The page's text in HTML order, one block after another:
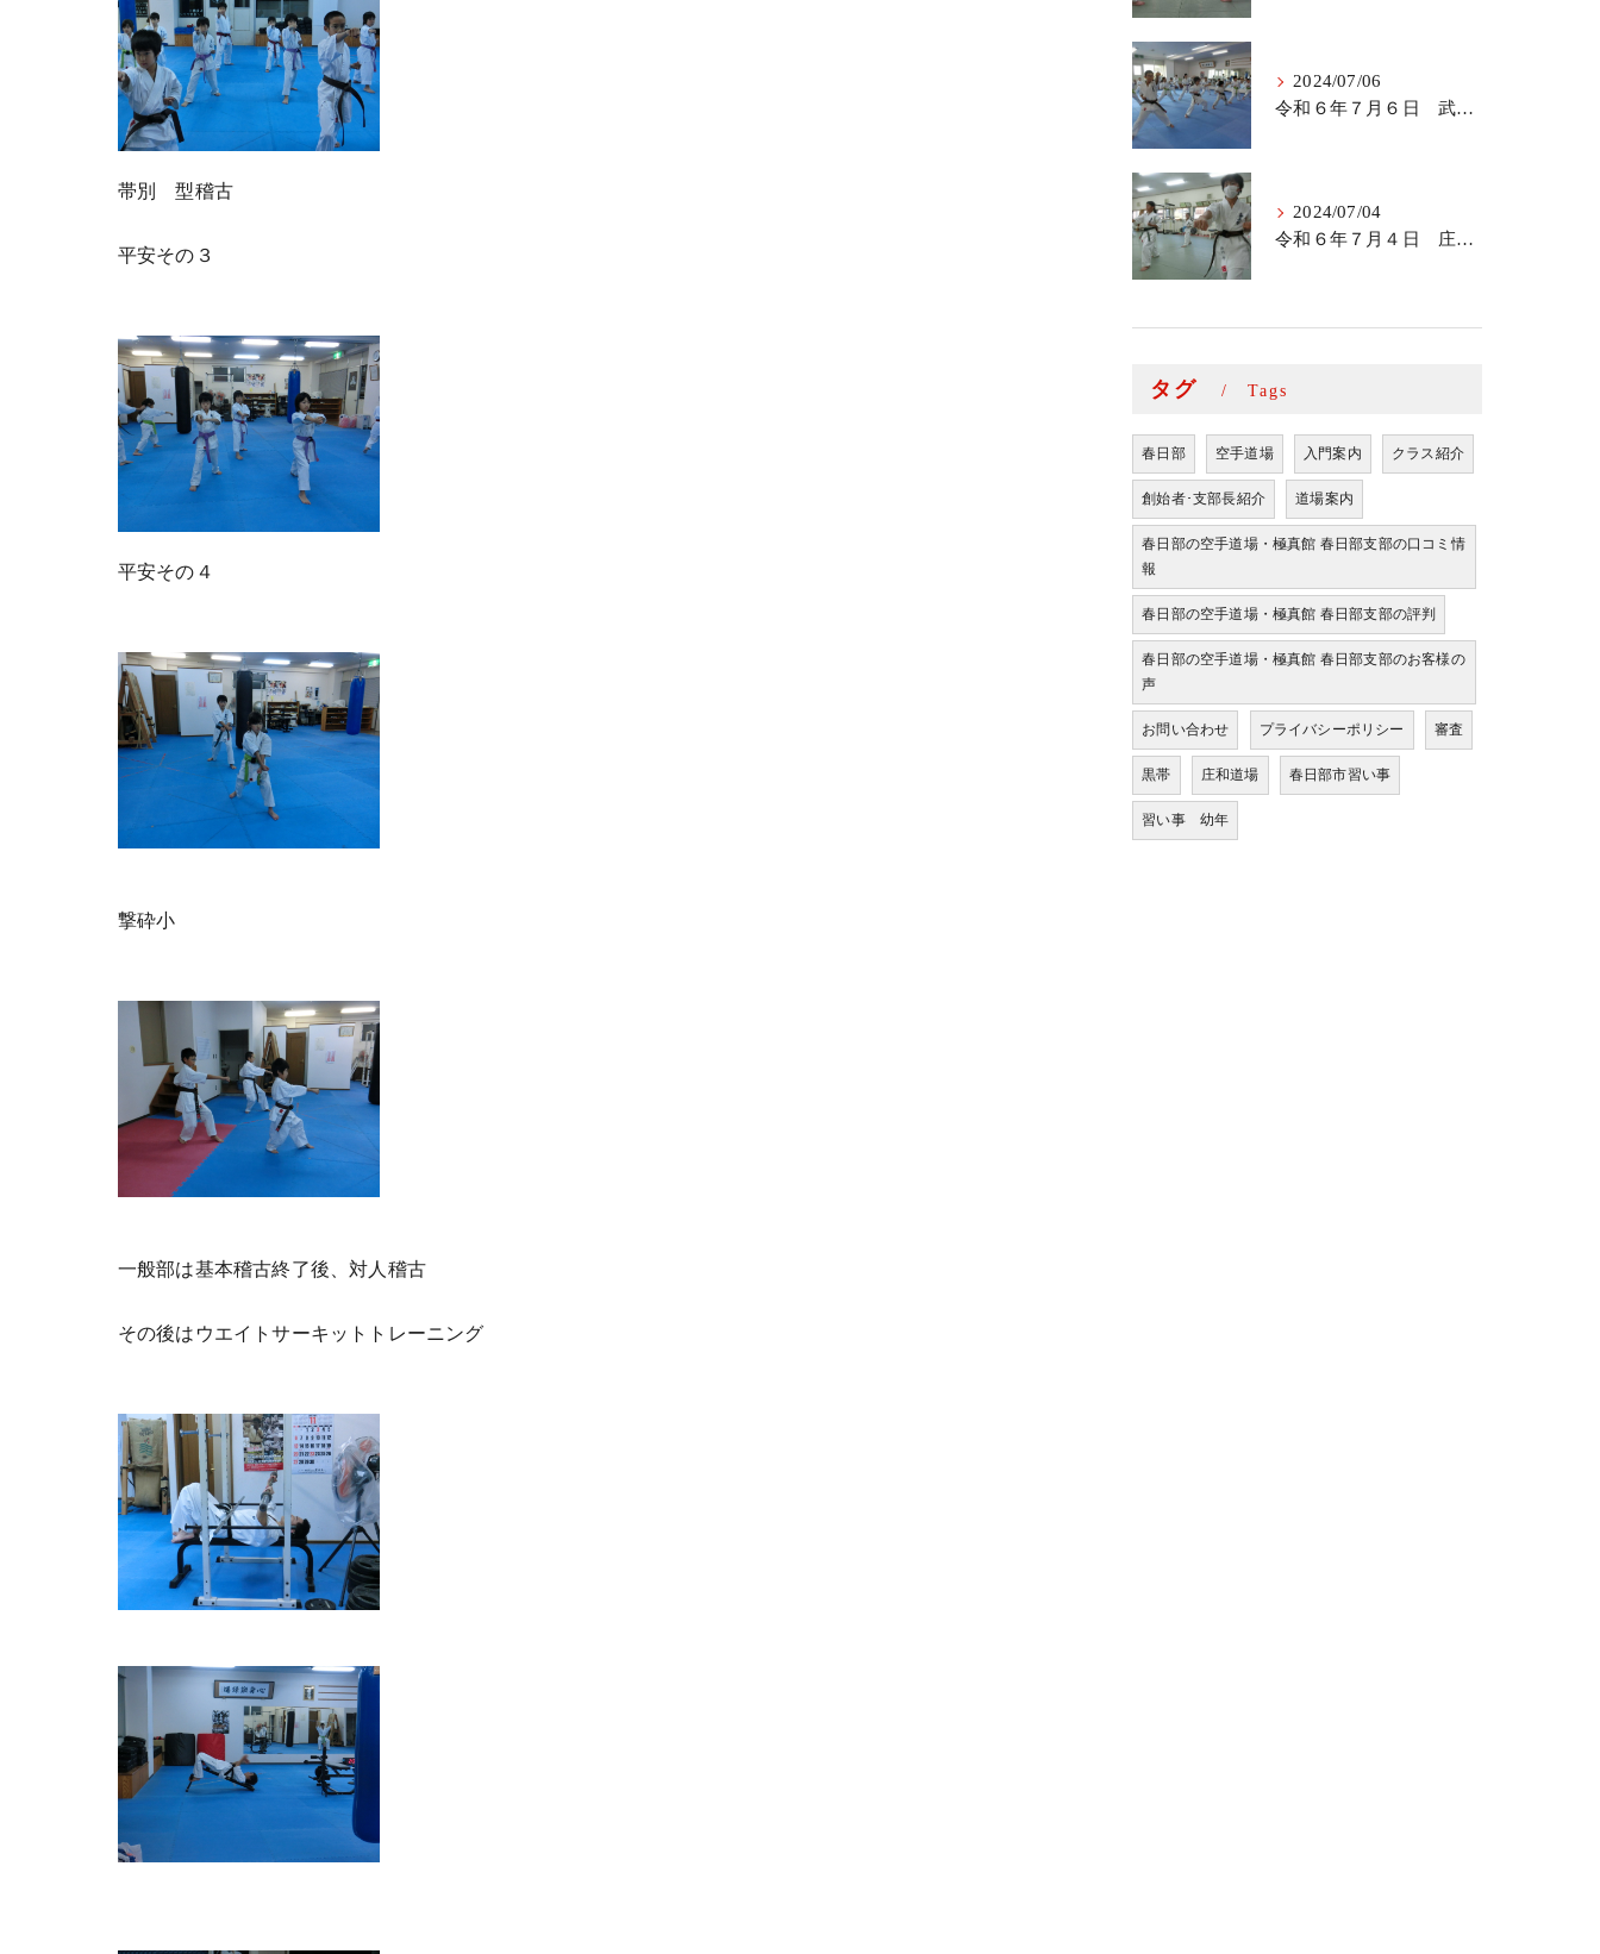
帯別 型稽古
平安その３
平安その４
撃砕小
一般部は基本稽古終了後、対人稽古
その後はウエイトサーキットトレーニング
2024/07/06
令和６年７月６日 武里道場少年部
2024/07/04
令和６年７月４日 庄和道場の稽古
タグ Tags
春日部 空手道場 入門案内 クラス紹介
創始者･支部長紹介 道場案内
春日部の空手道場・極真館 春日部支部の口コミ情
報
春日部の空手道場・極真館 春日部支部の評判
春日部の空手道場・極真館 春日部支部のお客様の
声
お問い合わせ プライバシーポリシー 審査
黒帯 庄和道場 春日部市習い事
習い事 幼年